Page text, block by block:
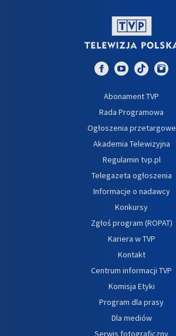
Abonament TVP
Rada Programowa
Ogłoszenia przetargowe
Akademia Telewizyjna
Regulamin tvp.pl
Telegazeta ogłoszenia
Informacje o nadawcy
Konkursy
Zgłoś program (ROPAT)
Kariera w TVP
Kontakt
Centrum informacji TVP
Komisja Etyki
Program dla prasy
Dla mediów
Serwis fotograficzny